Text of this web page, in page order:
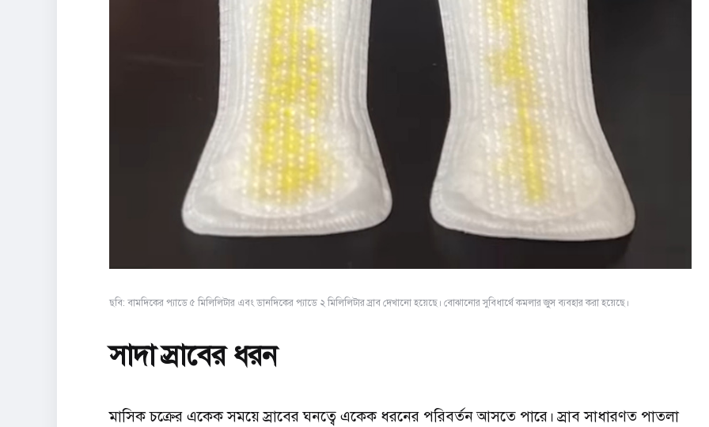
ছবি: বামদিকের প্যাডে ৫ মিলিলিটার এবং ডানদিকের প্যাডে ২ মিলিলিটার স্রাব দেখানো হয়েছে। বোঝানোর সুবিধার্থে কমলার জুস ব্যবহার করা হয়েছে।
সাদা স্রাবের ধরন
মাসিক চক্রের একেক সময়ে স্রাবের ঘনত্বে একেক ধরনের পরিবর্তন আসতে পারে। স্রাব সাধারণত পাতলা